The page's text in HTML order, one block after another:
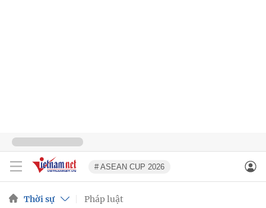
# ASEAN CUP 2026
Thời sự Pháp luật